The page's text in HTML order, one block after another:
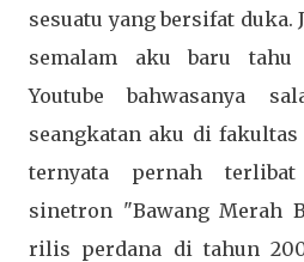
sesuatu yang bersifat duka.
semalam aku baru
Youtube bahwasanya
seangkatan aku di
ternyata pernah terlibat
sinetron "Bawang Merah
rilis perdana di tahun